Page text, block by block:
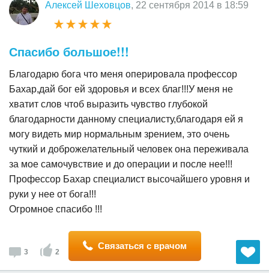
Алексей Шеховцов, 22 сентября 2014 в 18:59
Спасибо большое!!!
Благодарю бога что меня оперировала профессор
Бахар,дай бог ей здоровья и всех благ!!!У меня не
хватит слов чтоб выразить чувство глубокой
благодарности данному специалисту,благодаря ей я
могу видеть мир нормальным зрением, это очень
чуткий и доброжелательный человек она переживала
за мое самочувствие и до операции и после нее!!!
Профессор Бахар специалист высочайшего уровня и
руки у нее от бога!!!
Огромное спасибо !!!
3 2
Связаться с врачом